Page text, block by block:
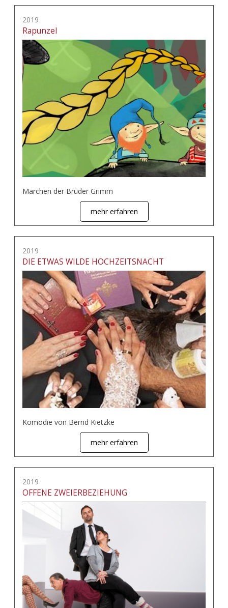
2019
Rapunzel
Märchen der Brüder Grimm
mehr erfahren
2019
DIE ETWAS WILDE HOCHZEITSNACHT
Komödie von Bernd Kietzke
mehr erfahren
2019
OFFENE ZWEIERBEZIEHUNG